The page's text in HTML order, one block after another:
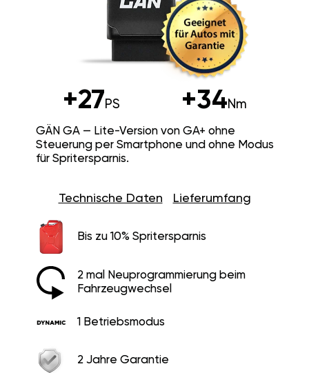
+27PS +34Nm
GÄN GA — Lite-Version von GA+ ohne
Steuerung per Smartphone und ohne Modus
für Spritersparnis.
Technische Daten Lieferumfang
Bis zu 10% Spritersparnis
2 mal Neuprogrammierung beim
Fahrzeugwechsel
1 Betriebsmodus
2 Jahre Garantie